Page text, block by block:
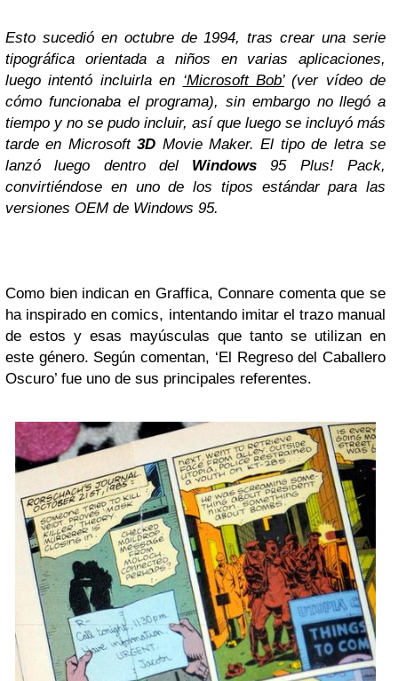
Esto sucedió en octubre de 1994, tras crear una serie
tipográfica orientada a niños en varias aplicaciones,
luego intentó incluirla en ‘Microsoft Bob’(ver vídeo de
cómo funcionaba el programa), sin embargo no llegó a
tiempo y no se pudo incluir, así que luego se incluyó más
tarde en Microsoft3D Movie Maker. El tipo de letra se
lanzó luego dentro del Windows 95 Plus! Pack,
convirtiéndose en uno de los tipos estándar para las
versiones OEM de Windows 95.
Como bien indican en Graffica, Connare comenta que se
ha inspirado en comics, intentando imitar el trazo manual
de estos y esas mayúsculas que tanto se utilizan en
este género. Según comentan, ‘El Regreso del Caballero
Oscuro’ fue uno de sus principales referentes.